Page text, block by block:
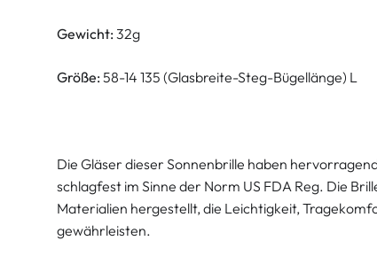
Gewicht: 32g
Größe: 58-14 135 (Glasbreite-Steg-Bügellänge) L
Die Gläser dieser Sonnenbrille haben
schlagfest im Sinne der Norm US FDA Reg. Die
Materialien hergestellt, die Leichtigkeit,
gewährleisten.